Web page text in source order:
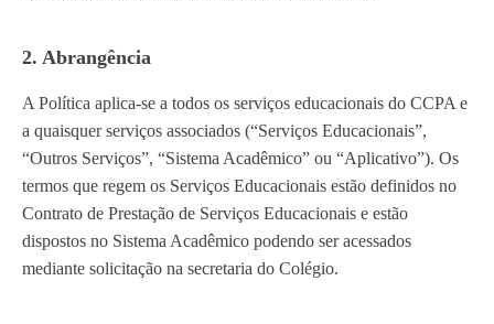
2. Abrangência
A Política aplica-se a todos os serviços educacionais do CCPA e
a quaisquer serviços associados (“Serviços Educacionais”,
“Outros Serviços”, “Sistema Acadêmico” ou “Aplicativo”). Os
termos que regem os Serviços Educacionais estão definidos no
Contrato de Prestação de Serviços Educacionais e estão
dispostos no Sistema Acadêmico podendo ser acessados
mediante solicitação na secretaria do Colégio.